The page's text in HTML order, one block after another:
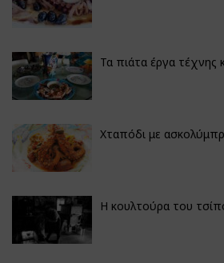
Τα πιάτα έργα τέχνης
Χταπόδι με
Η κουλτούρα του